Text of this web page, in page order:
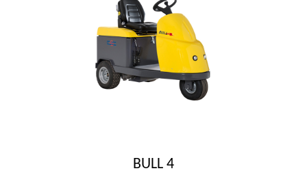
BULL 4